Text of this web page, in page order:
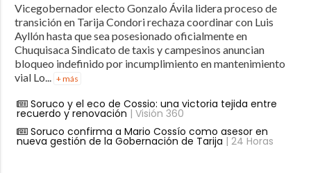
Vicegobernador electo Gonzalo Ávila lidera proceso de
transición en Tarija Condori rechaza coordinar con Luis
Ayllón hasta que sea posesionado oficialmente en
Chuquisaca Sindicato de taxis y campesinos anuncian
bloqueo indefinido por incumplimiento en mantenimiento
vial Lo...
+ más
Soruco y el eco de Cossio: una victoria tejida entre
recuerdo y renovación | Visión 360
Soruco confirma a Mario Cossío como asesor en
nueva gestión de la Gobernación de Tarija | 24 Horas